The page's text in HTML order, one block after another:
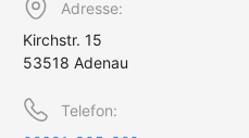
Adresse:
Kirchstr. 15
53518 Adenau
Telefon: